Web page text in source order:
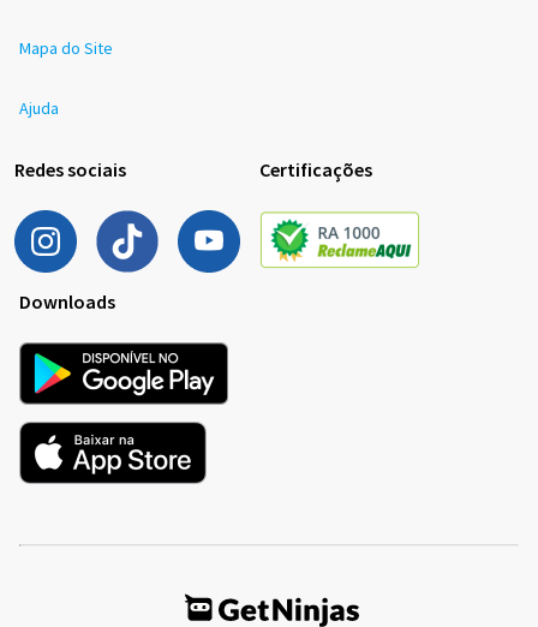
Mapa do Site
Ajuda
Redes sociais Certificações
Downloads